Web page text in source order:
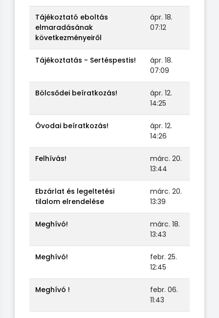
Tájékoztató eboltás
elmaradásának
következményeiről
ápr. 18.
07:12
Tájékoztatás - Sertéspestis!
ápr. 18.
07:09
Bölcsődei beíratkozás!
ápr. 12.
14:25
Óvodai beíratkozás!
ápr. 12.
14:26
Felhívás!
márc. 20.
13:44
Ebzárlat és legeltetési
tilalom elrendelése
márc. 20.
13:39
Meghívó!
márc. 18.
13:43
Meghívó!
febr. 25.
12:45
Meghívó !
febr. 06.
11:43